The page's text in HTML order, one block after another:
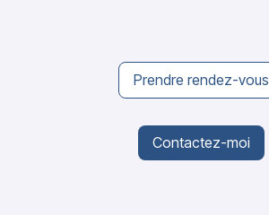
Prendre rendez-vous
Contactez-moi